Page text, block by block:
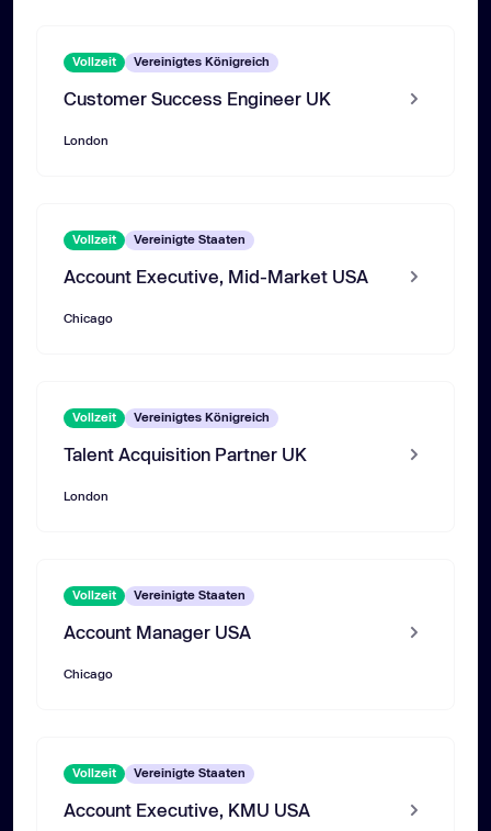
Vollzeit Vereinigtes Königreich
Customer Success Engineer UK
London
Vollzeit Vereinigte Staaten
Account Executive, Mid-Market USA
Chicago
Vollzeit Vereinigtes Königreich
Talent Acquisition Partner UK
London
Vollzeit Vereinigte Staaten
Account Manager USA
Chicago
Vollzeit Vereinigte Staaten
Account Executive, KMU USA